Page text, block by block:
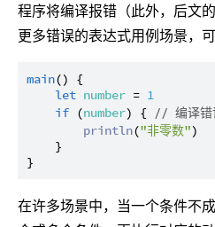
程序将编译报错（此外，后文的
更多错误的表达式用例场景，可
main() {
let number = 1
if (number) {
// 编译错
println("非零数")
    }
在许多场景中，当一个条件不